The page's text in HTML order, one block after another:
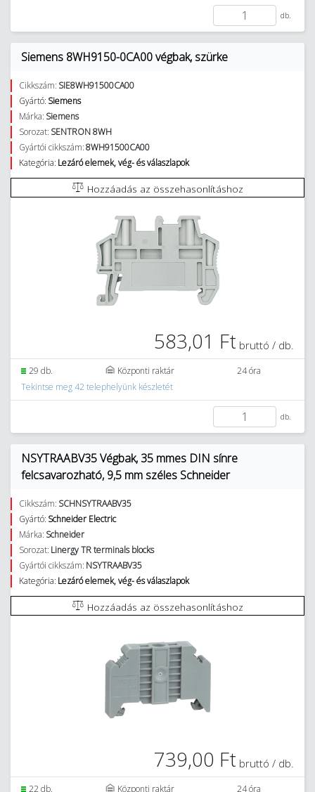
db.
Siemens 8WH9150-0CA00 végbak, szürke
Cikkszám: SIE8WH91500CA00
Gyártó: Siemens
Márka: Siemens
Sorozat: SENTRON 8WH
Gyártói cikkszám:8WH91500CA00
Kategória: Lezáró elemek, vég- és válaszlapok
Hozzáadás az összehasonlításhoz
583,01 Ft bruttó / db.
29 db. Központi raktár
24 óra
Tekintse meg 42 telephelyünk készletét
db.
NSYTRAABV35 Végbak, 35 mmes DIN sínre
felcsavarozható, 9,5 mm széles Schneider
Cikkszám: SCHNSYTRAABV35
Gyártó: Schneider Electric
Márka: Schneider
Sorozat: Linergy TR terminals blocks
Gyártói cikkszám: NSYTRAABV35
Kategória: Lezáró elemek, vég- és válaszlapok
Hozzáadás az összehasonlításhoz
739,00 Ft bruttó / db.
22 db. Központi raktár 24 óra